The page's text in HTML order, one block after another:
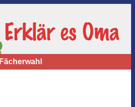
Fächerwahl